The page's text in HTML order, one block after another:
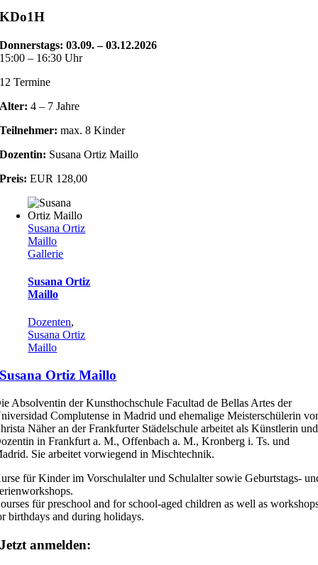
KDo1H
Donnerstags: 03.09. – 03.12.2026
15:00 – 16:30 Uhr
12 Termine
Alter: 4 – 7 Jahre
Teilnehmer: max. 8 Kinder
Dozentin: Susana Ortiz Maillo
Preis: EUR 128,00
Susana Ortiz
Maillo
Gallerie
Susana Ortiz
Maillo
Dozenten,
Susana Ortiz
Maillo
Susana Ortiz Maillo
Absolventin der Kunsthochschule Facultad de Bellas Artes der
Complutense in Madrid und ehemalige Meisterschülerin
Näher an der Frankfurter Städelschule arbeitet als Künstlerin und
in Frankfurt a. M., Offenbach a. M., Kronberg i. Ts. und
Sie arbeitet vorwiegend in Mischtechnik.
für Kinder im Vorschulalter und Schulalter sowie Geburtstags-
für preschool and for school-aged children as well as
birthdays and during holidays.
Jetzt anmelden: